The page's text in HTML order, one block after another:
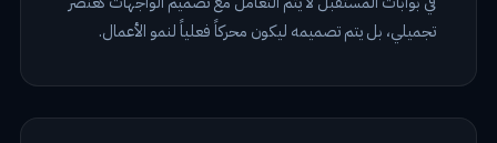
تجميلي، بل يتم تصميمه ليكون محركاً فعلياً لنمو الأعمال.